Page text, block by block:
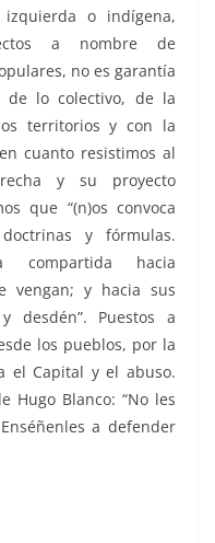
o indígena,
a nombre de
no es garantía
de lo colectivo, de la
territorios y con la
cuanto resistimos al
y su proyecto
que “(n)os convoca
y fórmulas.
compartida hacia
vengan; y hacia sus
desdén”. Puestos a
los pueblos, por la
el Capital y el abuso.
Hugo Blanco: “No les
a defender